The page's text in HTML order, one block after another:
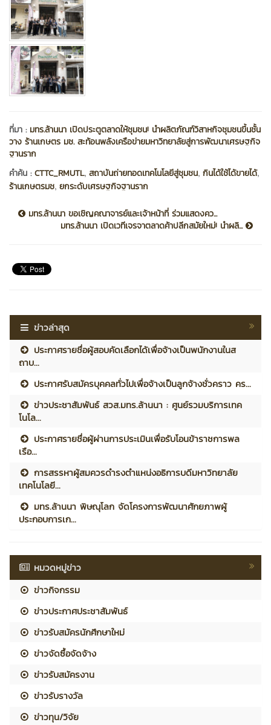
ที่มา : มทร.ล้านนา เปิดประตูตลาดให้ชุมชน! นำผลิตภัณฑ์วิสาหกิจชุมชนขึ้นชั้น
วาง ร้านเกษตร มช. สะท้อนพลังเครือข่ายมหาวิทยาลัยสู่การพัฒนาเศรษฐกิจ
ฐานราก
คำค้น :CTTC_RMUTL, สถาบันถ่ายทอดเทคโนโลยีสู่ชุมชน, กินได้ใช้ได้ขายได้,
ร้านเกษตรมช, ยกระดับเศรษฐกิจฐานราก
มทร.ล้านนา ขอเชิญคณาจารย์และเจ้าหน้าที่ ร่วมแสดงคว...
มทร.ล้านนา เปิดเวทีเจรจาตลาดค้าปลีกสมัยใหม่! นำผลิ...
ข่าวล่าสุด
ประกาศรายชื่อผู้สอบคัดเลือกได้เพื่อจ้างเป็นพนักงานในส
ถาบ...
ประกาศรับสมัครบุคคลทั่วไปเพื่อจ้างเป็นลูกจ้างชั่วคราว คร...
ข่าวประชาสัมพันธ์ สวส.มทร.ล้านนา : ศูนย์รวมบริการเทค
โนโล...
ประกาศรายชื่อผู้ผ่านการประเมินเพื่อรับโอนข้าราชการพล
เรือ...
การสรรหาผู้สมควรดำรงตำแหน่งอธิการบดีมหาวิทยาลัย
เทคโนโลยี...
มทร.ล้านนา พิษณุโลก จัดโครงการพัฒนาศักยภาพผู้
ประกอบการเก...
หมวดหมู่ข่าว
ข่าวกิจกรรม
ข่าวประกาศประชาสัมพันธ์
ข่าวรับสมัครนักศึกษาใหม่
ข่าวจัดซื้อจัดจ้าง
ข่าวรับสมัครงาน
ข่าวรับรางวัล
ข่าวทุน/วิจัย